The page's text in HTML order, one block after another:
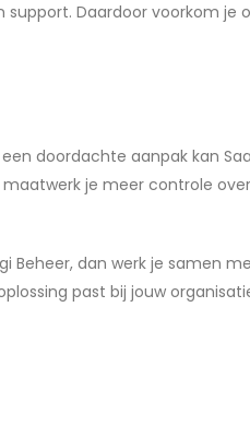
Daardoor voorkom je
doordachte aanpak kan
je meer controle
Beheer, dan werk je samen
past bij jouw